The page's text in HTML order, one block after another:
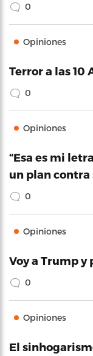
0
Opiniones
Terror a las 10
0
Opiniones
“Esa es mi
un plan contra
0
Opiniones
Voy a Trump y
0
Opiniones
El